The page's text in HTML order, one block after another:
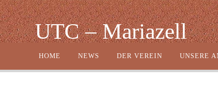
Zum
Inhalt
springen UTC – Mariazell
springen
HOME NEWS DER VEREIN UNSERE